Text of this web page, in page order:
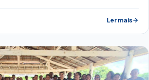
Ler mais